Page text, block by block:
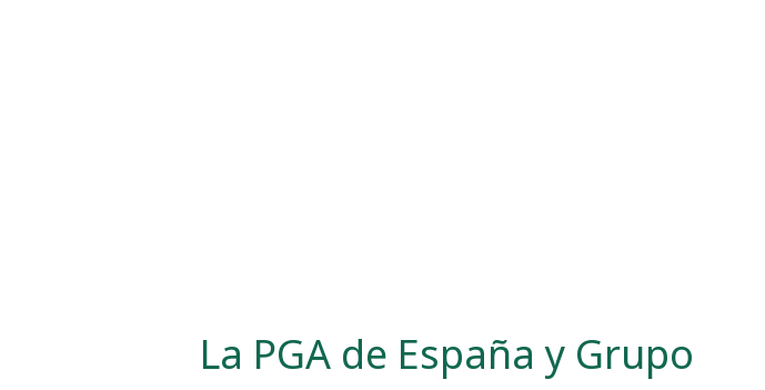
La PGA de España y Grupo